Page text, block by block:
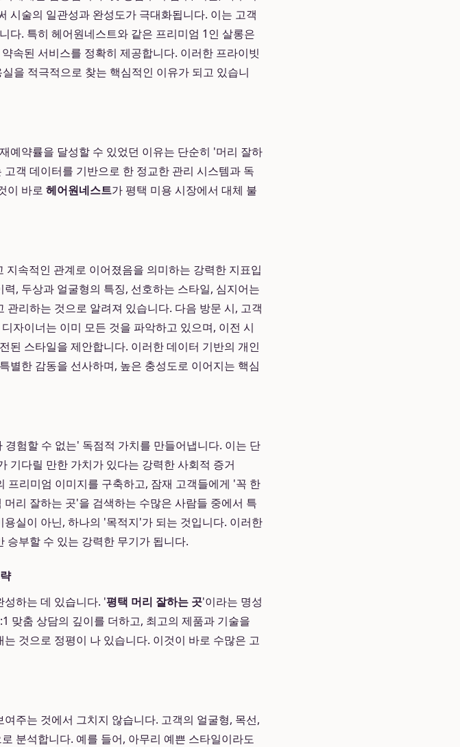
시술의 일관성과 완성도가 극대화됩니다. 이는 고객
다. 특히 헤어원네스트와 같은 프리미엄 1인 살롱은
속된 서비스를 정확히 제공합니다. 이러한 프라이빗
을 적극적으로 찾는 핵심적인 이유가 되고 있습니
예약률을 달성할 수 있었던 이유는 단순히 '머리 잘하
객 데이터를 기반으로 한 정교한 관리 시스템과 독
이 바로 헤어원네스트가 평택 미용 시장에서 대체 불
속적인 관계로 이어졌음을 의미하는 강력한 지표입
, 두상과 얼굴형의 특징, 선호하는 스타일, 심지어는
리하는 것으로 알려져 있습니다. 다음 방문 시, 고객
자이너는 이미 모든 것을 파악하고 있으며, 이전 시
된 스타일을 제안합니다. 이러한 데이터 기반의 개인
별한 감동을 선사하며, 높은 충성도로 이어지는 핵심
험할 수 없는' 독점적 가치를 만들어냅니다. 이는 단
기다릴 만한 가치가 있다는 강력한 사회적 증거
리미엄 이미지를 구축하고, 잠재 고객들에게 '꼭 한
리 잘하는 곳'을 검색하는 수많은 사람들 중에서 특
실이 아닌, 하나의 '목적지'가 되는 것입니다. 이러한
승부할 수 있는 강력한 무기가 됩니다.
하는 데 있습니다. '평택 머리 잘하는 곳'이라는 명성
맞춤 상담의 깊이를 더하고, 최고의 제품과 기술을
것으로 정평이 나 있습니다. 이것이 바로 수많은 고
주는 것에서 그치지 않습니다. 고객의 얼굴형, 목선,
분석합니다. 예를 들어, 아무리 예쁜 스타일이라도